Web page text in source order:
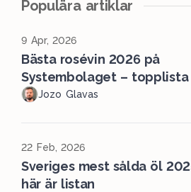
Populära artiklar
9 Apr, 2026
Bästa rosévin 2026 på
Systembolaget – topplista
Jozo Glavas
22 Feb, 2026
Sveriges mest sålda öl
här är listan